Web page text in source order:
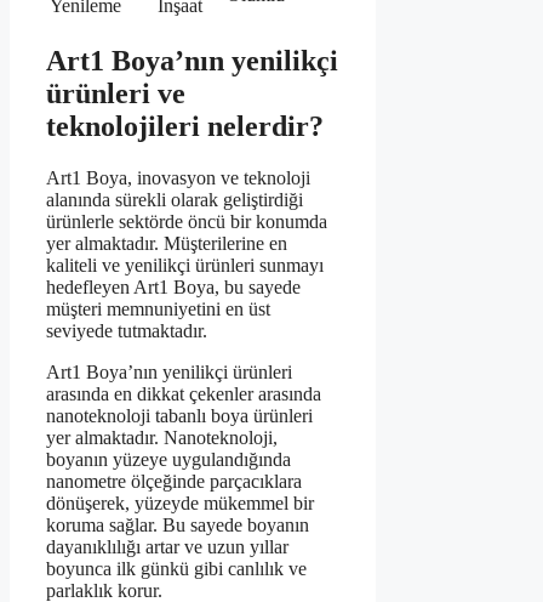
Yenileme İnşaat
Art1 Boya’nın yenilikçi
ürünleri ve
teknolojileri nelerdir?
Art1 Boya, inovasyon ve teknoloji
alanında sürekli olarak geliştirdiği
ürünlerle sektörde öncü bir konumda
yer almaktadır. Müşterilerine en
kaliteli ve yenilikçi ürünleri sunmayı
hedefleyen Art1 Boya, bu sayede
müşteri memnuniyetini en üst
seviyede tutmaktadır.
Art1 Boya’nın yenilikçi ürünleri
arasında en dikkat çekenler arasında
nanoteknoloji tabanlı boya ürünleri
yer almaktadır. Nanoteknoloji,
boyanın yüzeye uygulandığında
nanometre ölçeğinde parçacıklara
dönüşerek, yüzeyde mükemmel bir
koruma sağlar. Bu sayede boyanın
dayanıklılığı artar ve uzun yıllar
boyunca ilk günkü gibi canlılık ve
parlaklık korur.